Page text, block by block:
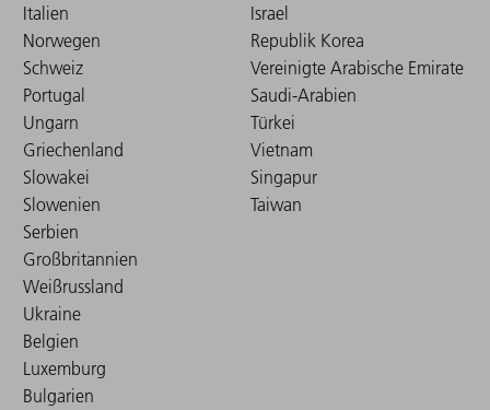
Italien
Norwegen
Schweiz
Portugal
Ungarn
Griechenland
Slowakei
Slowenien
Serbien
Großbritannien
Weißrussland
Ukraine
Belgien
Luxemburg
Bulgarien
Israel
Republik Korea
Vereinigte Arabische Emirate
Saudi-Arabien
Türkei
Vietnam
Singapur
Taiwan